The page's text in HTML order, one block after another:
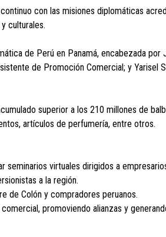
con las misiones diplomáticas
culturales.
de Perú en Panamá, encabezada por
de Promoción Comercial; y Yarisel
superior a los 210 millones de
artículos de perfumería, entre otros.
virtuales dirigidos a
a la región.
de Colón y compradores peruanos.
promoviendo alianzas y